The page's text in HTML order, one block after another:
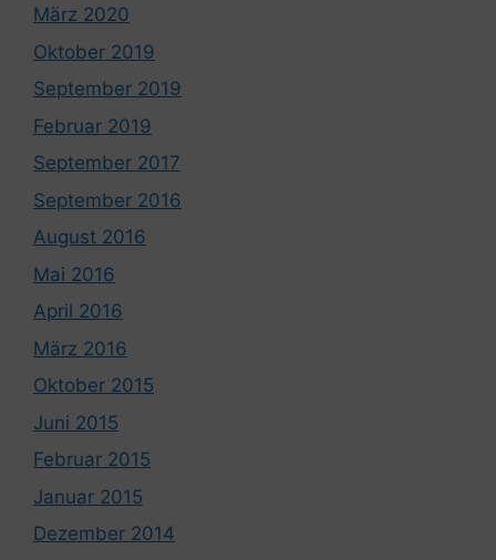
März 2020
Oktober 2019
September 2019
Februar 2019
September 2017
September 2016
August 2016
Mai 2016
April 2016
März 2016
Oktober 2015
Juni 2015
Februar 2015
Januar 2015
Dezember 2014